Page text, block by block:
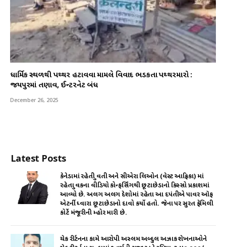
ધાર્મિક સ્થળથી પથ્થર હટાવવા મામલે વિવાદ ભડકતા પથ્થરમારો :
જયપુરમાં તણાવ, ઈન્ટરનેટ બંધ
December 26, 2025
Latest Posts
કેનેડામાં રહેતી યુવતી અને સીએરા લિઓન (વેસ્ટ આફ્રિકા) માં
રહેતા યુવકના વીડિયો કોન્ફર્સિંગથી છૂટાછેડાનો કિસ્સો પ્રકાશમાં
આવ્યો છે. અલગ અલગ દેશોમાં રહેતા આ દપંતીએ પાવર ઑફ
એટર્ની ધ્વારા છૂટાછેડાનો દાવો કર્યો હતો. જેના પર સુરત ફેમિલી
કોર્ટે મંજૂરીની મ્હોર મારી છે.
ચેક રીર્ટનના કામે આરોપી અસ્લમ અબ્દુલ અઝાક શેખનાઓને